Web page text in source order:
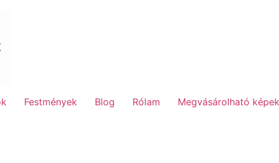
Festmények Blog Rólam Megvásárolható képek